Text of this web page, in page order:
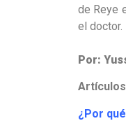
de Reye
el doctor.
Por:
¿Por